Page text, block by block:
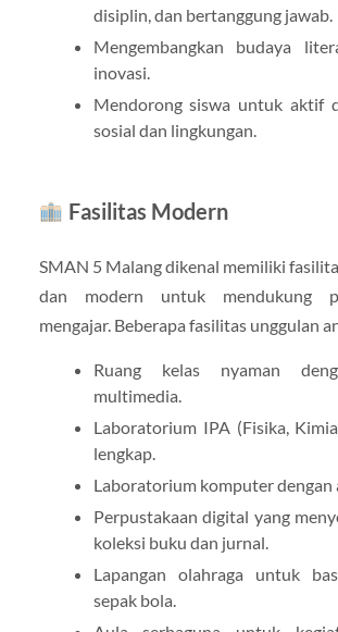
disiplin, dan bertanggung jawab.
Mengembangkan budaya
inovasi.
Mendorong siswa untuk aktif
sosial dan lingkungan.
Fasilitas Modern
SMAN 5 Malang dikenal memiliki
dan modern untuk mendukung
mengajar. Beberapa fasilitas unggulan
Ruang kelas nyaman
multimedia.
Laboratorium IPA (Fisika,
lengkap.
Laboratorium komputer dengan
Perpustakaan digital yang
koleksi buku dan jurnal.
Lapangan olahraga untuk
sepak bola.